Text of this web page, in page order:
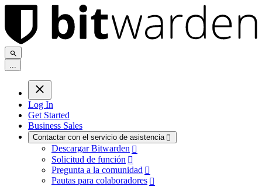
...
Log In
Get Started
Business Sales
Contactar con el servicio de asistencia 
Descargar Bitwarden 
Solicitud de función 
Pregunta a la comunidad 
Pautas para colaboradores 